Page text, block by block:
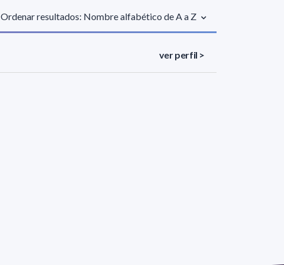
Ordenar resultados: Nombre alfabético de A a Z
ver perfil >